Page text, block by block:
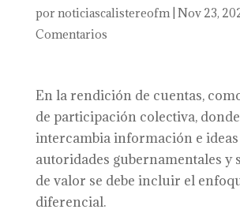
por noticiascalistereofm| Nov 23,
Comentarios
En la rendición de cuentas,
de participación colectiva,
intercambia información e
autoridades gubernamentales y
de valor se debe incluir el
diferencial.